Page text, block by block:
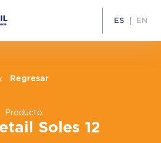
ES EN
Regresar
Producto
Soles 12